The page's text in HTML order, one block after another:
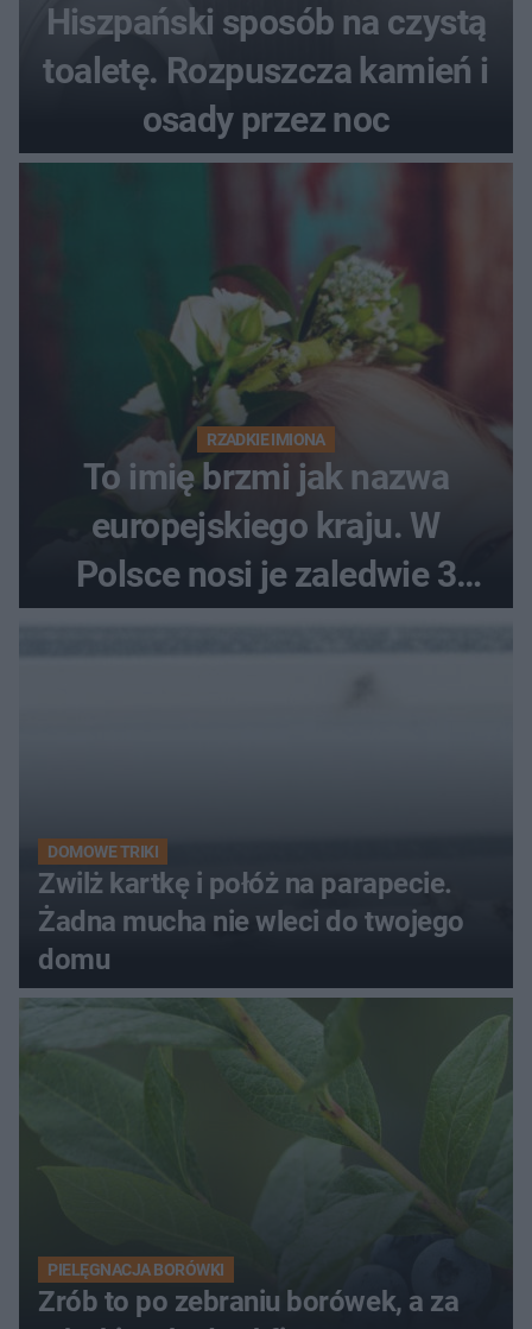
Hiszpański sposób na czystą
toaletę. Rozpuszcza kamień i
osady przez noc
RZADKIE IMIONA
To imię brzmi jak nazwa
europejskiego kraju. W
Polsce nosi je zaledwie 3
DOMOWE TRIKI
Zwilż kartkę i połóż na parapecie.
Żadna mucha nie wleci do twojego
domu
PIELĘGNACJA BORÓWKI
Zrób to po zebraniu borówek, a za